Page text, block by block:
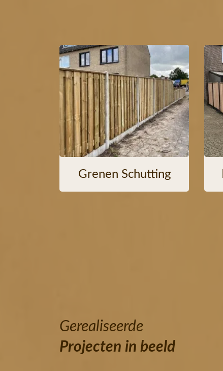
Grenen Schutting
Gerealiseerde
Projecten in beeld